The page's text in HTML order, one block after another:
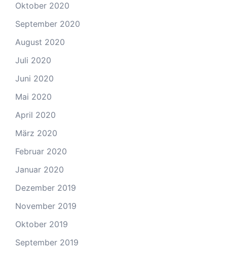
Oktober 2020
September 2020
August 2020
Juli 2020
Juni 2020
Mai 2020
April 2020
März 2020
Februar 2020
Januar 2020
Dezember 2019
November 2019
Oktober 2019
September 2019